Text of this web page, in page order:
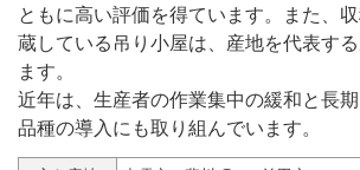
ともに高い評価を得ています。また、
蔵している吊り小屋は、産地を代表す
ます。
近年は、生産者の作業集中の緩和と長
品種の導入にも取り組んでいます。